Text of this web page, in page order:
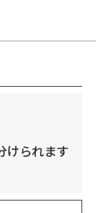
けられます